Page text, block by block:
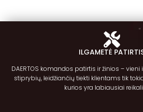
ILGAMETĖ
DAERTOS komandos patirtis ir žinios –
stiprybių, leidžiančių tiekti klientams tik
kurios yra labiausiai